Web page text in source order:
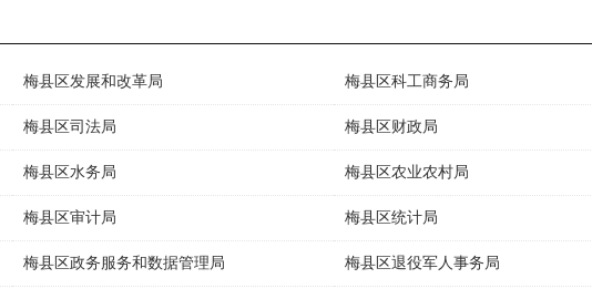
梅县区发展和改革局 梅县区科工商务局
梅县区司法局 梅县区财政局
梅县区水务局 梅县区农业农村局
梅县区审计局 梅县区统计局
梅县区政务服务和数据管理局 梅县区退役军人事务局